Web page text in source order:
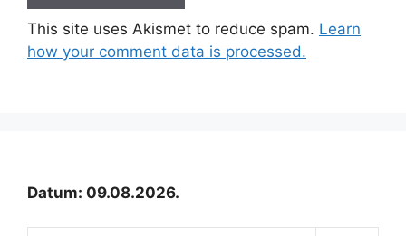
This site uses Akismet to reduce spam. Learn
how your comment data is processed.
Datum: 09.08.2026.